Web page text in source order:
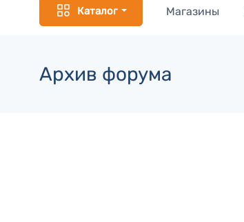
Каталог Магазины
Архив форума